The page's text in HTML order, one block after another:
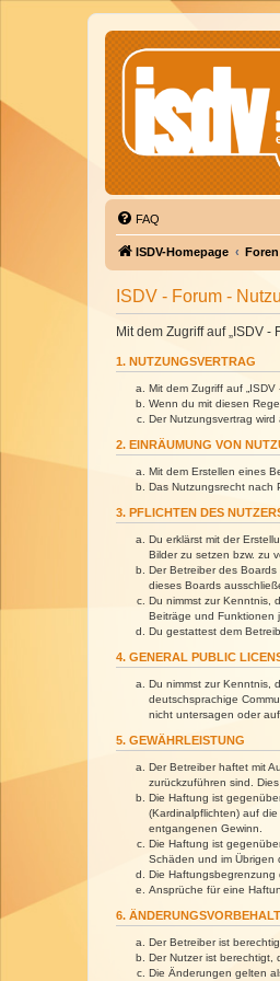
FAQ
ISDV-Homepage Foren
ISDV - Forum -
Mit dem Zugriff auf „ISDV
1. NUTZUNGSVERTRAG
Mit dem Zugriff auf
Wenn du mit diesen
Der Nutzungsvertrag
2. EINRÄUMUNG VON
Mit dem Erstellen eines
Das Nutzungsrecht nach
3. PFLICHTEN DES
Du erklärst mit der
Bilder zu setzen bzw. zu
Der Betreiber des
dieses Boards
Du nimmst zur Kenntnis,
Beiträge und Funktionen
Du gestattest dem
4. GENERAL PUBLIC
Du nimmst zur Kenntnis,
deutschsprachige
nicht untersagen oder
5. GEWÄHRLEISTUNG
Der Betreiber haftet mit
zurückzuführen sind.
Die Haftung ist
(Kardinalpflichten) auf
entgangenen Gewinn.
Die Haftung ist
Schäden und im Übrigen
Die Haftungsbegrenzung
Ansprüche für eine
6. ÄNDERUNGSVORBEHALT
Der Betreiber ist
Der Nutzer ist berechtigt,
Die Änderungen gelten